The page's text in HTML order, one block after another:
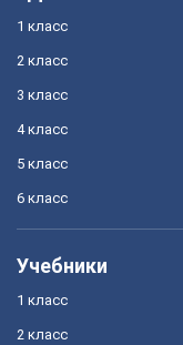
1 класс
2 класс
3 класс
4 класс
5 класс
6 класс
Учебники
1 класс
2 класс